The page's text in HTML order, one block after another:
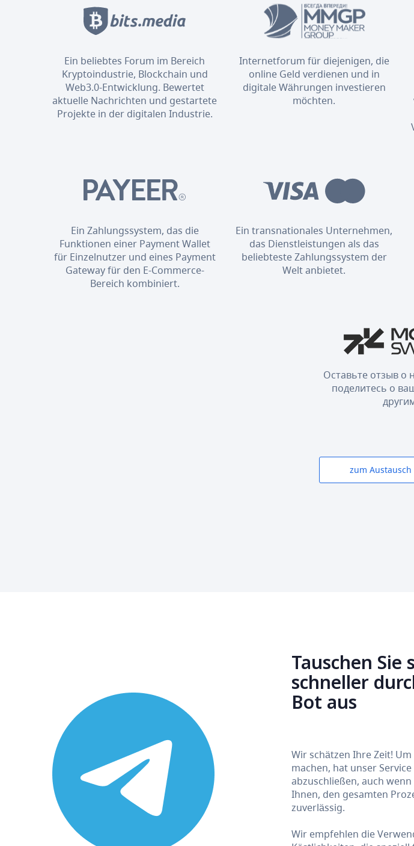
Ein beliebtes Forum im Bereich
Kryptoindustrie, Blockchain und
Web3.0-Entwicklung. Bewertet
aktuelle Nachrichten und gestartete
Projekte in der digitalen Industrie.
Internetforum für diejenigen, die
online Geld verdienen und in
digitale Währungen investieren
möchten.
Ein Zahlungssystem, das die
Funktionen einer Payment Wallet
für Einzelnutzer und eines Payment
Gateway für den E-Commerce-
Bereich kombiniert.
Ein transnationales Unternehmen,
das Dienstleistungen als das
beliebteste Zahlungssystem der
Welt anbietet.
Оставьте отзыв о
поделитесь о
zum
Tauschen Sie
schneller
Bot aus
Wir schätzen Ihre Zeit!
machen, hat unser
abzuschließen, auch
Ihnen, den gesamten
zuverlässig.
Wir empfehlen die